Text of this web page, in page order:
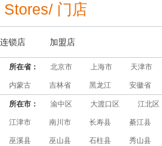
Stores/ 门店
连锁店 加盟店
所在省： 北京市 上海市 天津市
内蒙古 吉林省 黑龙江 安徽省
所在市： 渝中区 大渡口区 江北区
江津市 南川市 长寿县 綦江县
巫溪县 巫山县 石柱县 秀山县